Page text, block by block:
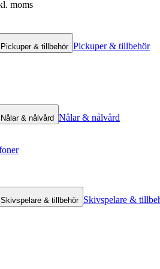
moms
& tillbehör Pickuper & tillbehör
& nålvård Nålar & nålvård
& tillbehör Skivspelare &